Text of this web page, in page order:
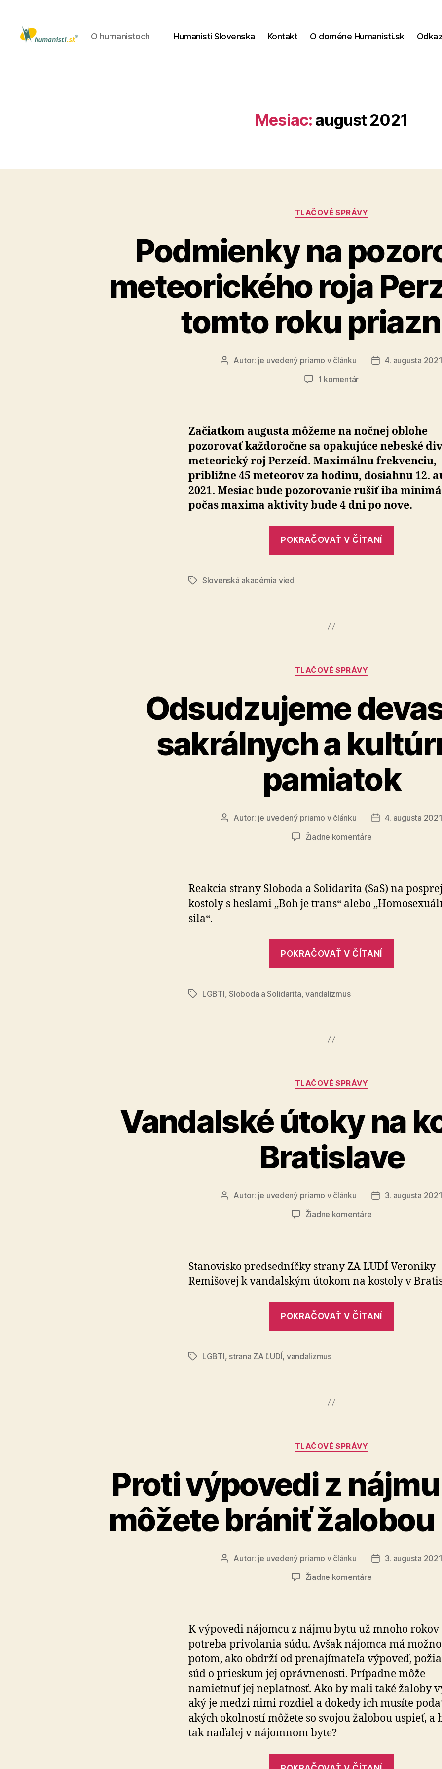
O humanistoch Humanisti Slovenska Kontakt O doméne Humanisti.sk
Mesiac: august 2021
Kategórie
TLAČOVÉ SPRÁVY
Podmienky na
meteorického roja
tomto roku
AutorAutor: je uvedený priamo v článku
Dátum
4. augusta 2021
1 komentárna
meteorického
roja
Perzeíd
sú
tomto
roku
priaznivé
Začiatkom augusta môžeme na nočnej oblohe
pozorovať každoročne sa opakujúce nebeské
meteorický roj Perzeíd. Maximálnu frekvenciu,
približne 45 meteorov za hodinu, dosiahnu 12.
2021. Mesiac bude pozorovanie rušiť iba
počas maxima aktivity bude 4 dni po nove.
POKRAČOVAŤ V ČÍTANÍ
sú
ZnačkySlovenská akadémia vied
Kategórie
TLAČOVÉ SPRÁVY
Odsudzujeme
sakrálnych a
pamiatok
AutorAutor: je uvedený priamo v článku
Dátum
4. augusta 2021
Žiadne komentárena
a
kultúrnych
pamiatok
Reakcia strany Sloboda a Solidarita (SaS) na
kostoly s heslami „Boh je trans“ alebo
sila“.
POKRAČOVAŤ V ČÍTANÍ
ZnačkyLGBTI,Sloboda a Solidarita,vandalizmus
Kategórie
TLAČOVÉ SPRÁVY
Vandalské útoky na
Bratislave
AutorAutor: je uvedený priamo v článku
Dátum
3. augusta 2021
Žiadne komentárena
kostoly
v
Bratislave
Stanovisko predsedníčky strany ZA ĽUDÍ Veroniky
Remišovej k vandalským útokom na kostoly v
POKRAČOVAŤ V ČÍTANÍ
ZnačkyLGBTI, strana ZA ĽUDÍ, vandalizmus
Kategórie
TLAČOVÉ SPRÁVY
Proti výpovedi z
môžete brániť žalobou
AutorAutor: je uvedený priamo v článku
Dátum
3. augusta 2021
Žiadne komentárena
bytu
sa
môžete
brániť
žalobou
na
súde
K výpovedi nájomcu z nájmu bytu už mnoho rokov
potreba privolania súdu. Avšak nájomca má
potom, ako obdrží od prenajímateľa výpoveď,
súd o prieskum jej oprávnenosti. Prípadne môže
namietnuť jej neplatnosť. Ako by mali také žaloby
aký je medzi nimi rozdiel a dokedy ich musíte
akých okolností môžete so svojou žalobou uspieť, a
tak naďalej v nájomnom byte?